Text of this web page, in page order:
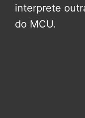
interprete
do MCU.